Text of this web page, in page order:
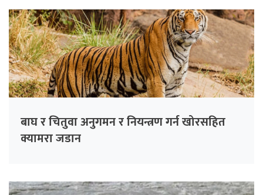
बाघ र चितुवा अनुगमन र नियन्त्रण गर्न खोरसहित
क्यामरा जडान